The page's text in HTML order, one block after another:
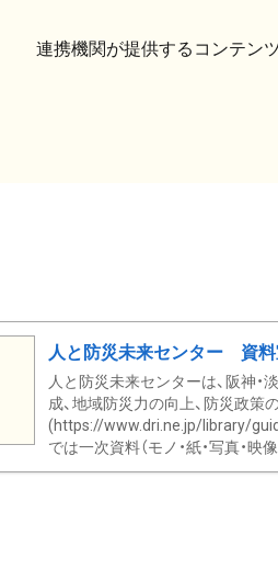
連携機関が提供するコンテンツ
人と防災未来センター 資
人と防災未来センターは、阪神
成、地域防災力の向上、防災政
(https://www.dri.ne.jp/library/
では一次資料（モノ・紙・写真・映